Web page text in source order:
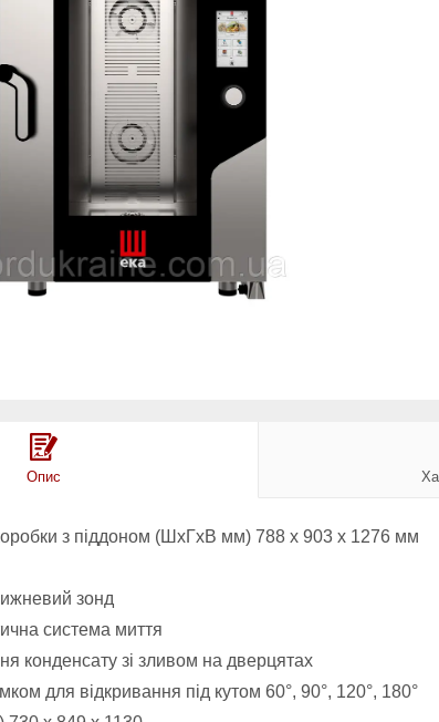
Опис
з піддоном (ШxГxВ мм) 788 x 903 x 1276 мм
зонд
система миття
конденсату зі зливом на дверцятах
для відкривання під кутом 60°, 90°, 120°, 180°